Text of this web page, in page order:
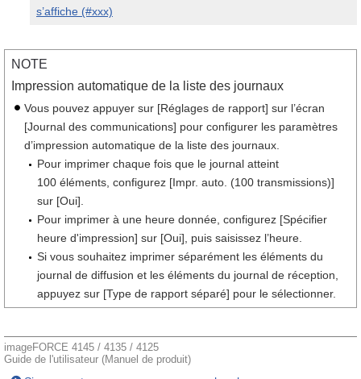
s’affiche (#xxx)
NOTE
Impression automatique de la liste des journaux
Vous pouvez appuyer sur [Réglages de rapport] sur l’écran
[Journal des communications] pour configurer les paramètres
d’impression automatique de la liste des journaux.
Pour imprimer chaque fois que le journal atteint
100 éléments, configurez [Impr. auto. (100 transmissions)]
sur [Oui].
Pour imprimer à une heure donnée, configurez [Spécifier
heure d'impression] sur [Oui], puis saisissez l’heure.
Si vous souhaitez imprimer séparément les éléments du
journal de diffusion et les éléments du journal de réception,
appuyez sur [Type de rapport séparé] pour le sélectionner.
imageFORCE 4145 / 4135 / 4125
Guide de l'utilisateur (Manuel de produit)